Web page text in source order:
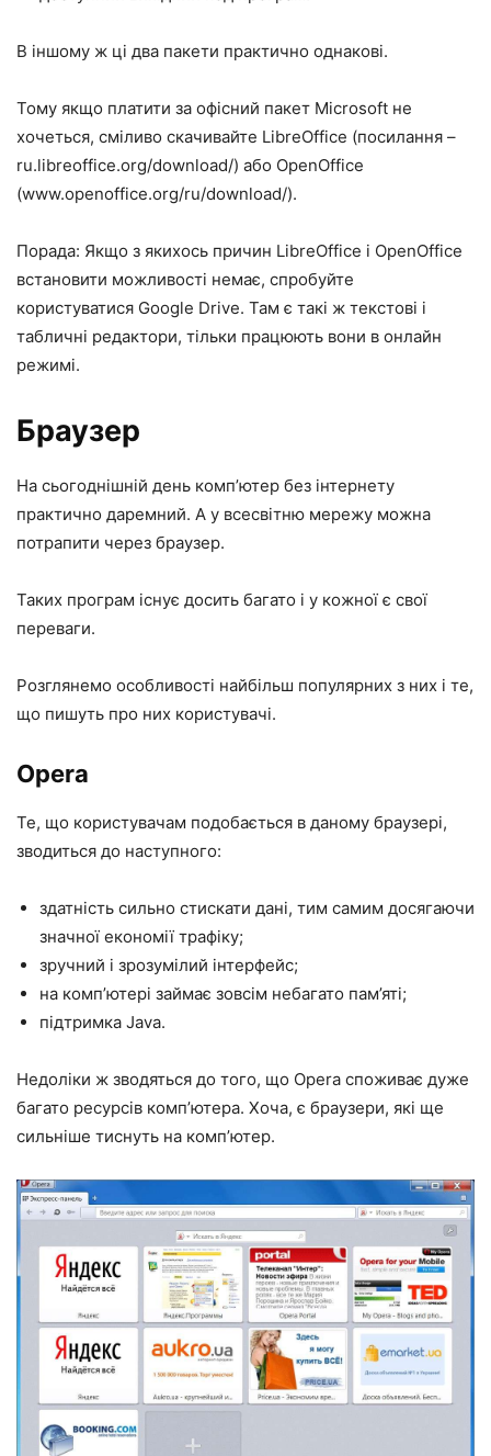
В іншому ж ці два пакети практично однакові.
Тому якщо платити за офісний пакет Microsoft не
хочеться, сміливо скачивайте LibreOffice (посилання –
ru.libreoffice.org/download/) або OpenOffice
(www.openoffice.org/ru/download/).
Порада: Якщо з якихось причин LibreOffice і OpenOffice
встановити можливості немає, спробуйте
користуватися Google Drive. Там є такі ж текстові і
табличні редактори, тільки працюють вони в онлайн
режимі.
Браузер
На сьогоднішній день комп’ютер без інтернету
практично даремний. А у всесвітню мережу можна
потрапити через браузер.
Таких програм існує досить багато і у кожної є свої
переваги.
Розглянемо особливості найбільш популярних з них і те,
що пишуть про них користувачі.
Opera
Те, що користувачам подобається в даному браузері,
зводиться до наступного:
здатність сильно стискати дані, тим самим досягаючи
значної економії трафіку;
зручний і зрозумілий інтерфейс;
на комп’ютері займає зовсім небагато пам’яті;
підтримка Java.
Недоліки ж зводяться до того, що Opera споживає дуже
багато ресурсів комп’ютера. Хоча, є браузери, які ще
сильніше тиснуть на комп’ютер.